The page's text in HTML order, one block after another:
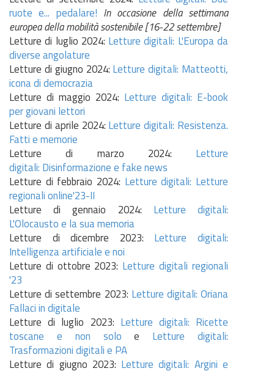
ruote e... pedalare! In occasione della settimana
europea della mobilità sostenibile [16-22 settembre]
Letture di luglio 2024: Letture digitali: L'Europa da
diverse angolature
Letture di giugno 2024: Letture digitali: Matteotti,
icona di democrazia
Letture di maggio 2024: Letture digitali: E-book
per giovani lettori
Letture di aprile 2024: Letture digitali: Resistenza.
Fatti e memorie
Letture di marzo 2024: Letture
digitali: Disinformazione e fake news
Letture di febbraio 2024: Letture digitali: Letture
regionali online'23-II
Letture di gennaio 2024: Letture digitali:
L'Olocausto e la sua memoria
Letture di dicembre 2023: Letture digitali:
Intelligenza artificiale e noi
Letture di ottobre 2023: Letture digitali regionali
'23
Letture di settembre 2023: Letture digitali: Oriana
Fallaci in digitale
Letture di luglio 2023: Letture digitali: Ricette
toscane e non solo e Letture digitali:
Trasformazioni digitali e PA
Letture di giugno 2023: Letture digitali: Argini e